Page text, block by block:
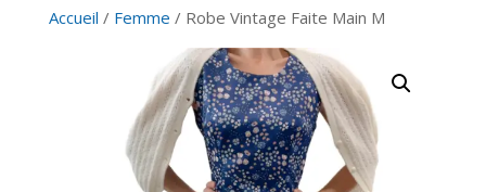
Accueil / Femme / Robe Vintage Faite Main M